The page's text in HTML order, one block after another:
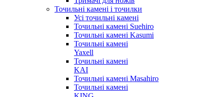
Точильні камені і точилки
Усі точильні камені
Точильні камені Suehiro
Точильні камені Kasumi
Точильні камені
Yaxell
Точильні камені
KAI
Точильні камені Masahiro
Точильні камені